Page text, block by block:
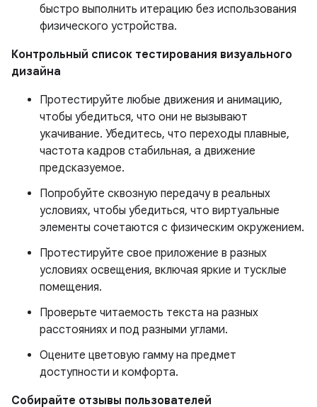
быстро выполнить итерацию без использования
физического устройства.
Контрольный список тестирования визуального
дизайна
Протестируйте любые движения и анимацию,
чтобы убедиться, что они не вызывают
укачивание. Убедитесь, что переходы плавные,
частота кадров стабильная, а движение
предсказуемое.
Попробуйте сквозную передачу в реальных
условиях, чтобы убедиться, что виртуальные
элементы сочетаются с физическим окружением.
Протестируйте свое приложение в разных
условиях освещения, включая яркие и тусклые
помещения.
Проверьте читаемость текста на разных
расстояниях и под разными углами.
Оцените цветовую гамму на предмет
доступности и комфорта.
Собирайте отзывы пользователей